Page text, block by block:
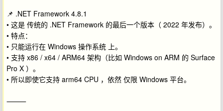
📌 .NET Framework 4.8.1
• 这是 传统的 .NET Framework 的最后一个版本（ 2022 年发布）。
• 特点：
• 只能运行在 Windows 操作系统 上。
• 支持 x86 / x64 / ARM64 架构（比如 Windows on ARM 的 Surface
Pro X ）。
• 所以即使它支持 arm64 CPU ，依然 仅限 Windows 平台。
⸻